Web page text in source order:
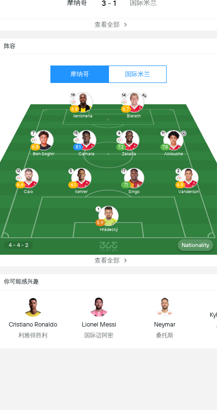
阵容
摩纳哥 国际米兰
4 - 4 - 2 Nationality
1
5.9
Hrádecký
12
6.6
Caio
5
6.1
Kehrer
17
7.1
Singo
2
6.5
Vanderson
7
6.8
Ben Seghir
15
8.1
Camara
6
7.2
Zakaria
11
7.8
Akliouche
19
6.8
Ilenikhena
14
6.7
Biereth
查看全部
摩纳哥 3 - 1 国际米兰
查看全部
你可能感兴趣
Cristiano Ronaldo
利雅得胜利
Lionel Messi
国际迈阿密
Neymar
桑托斯